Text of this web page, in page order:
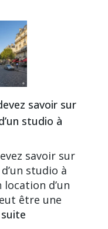
savoir sur
studio à
savoir sur
studio à
location d’un
être une